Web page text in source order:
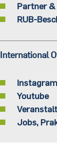
Partner
RUB-
International
Instagram
Youtube
Jobs,